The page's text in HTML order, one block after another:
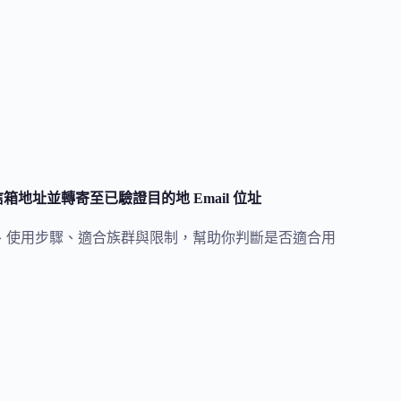
地址並轉寄至已驗證目的地 Email 位址
使用步驟、適合族群與限制，幫助你判斷是否適合用